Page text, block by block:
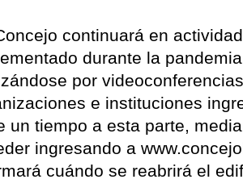
continuará en
durante la
por
e instituciones
un tiempo a esta parte,
ingresando a
cuándo se reabrirá el